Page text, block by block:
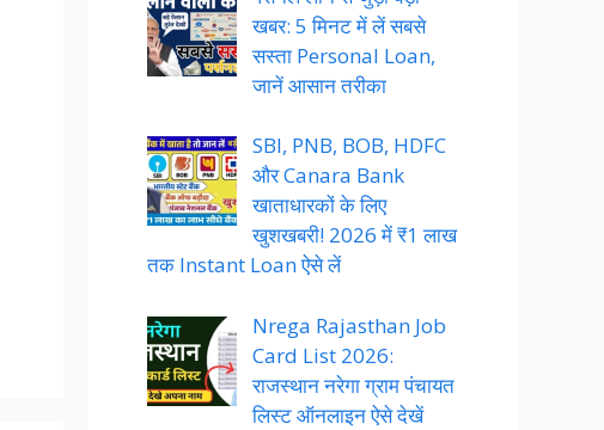
खबर: 5 मिनट में लें सबसे
सस्ता Personal Loan,
जानें आसान तरीका
SBI, PNB, BOB, HDFC
और Canara Bank
खाताधारकों के लिए
खुशखबरी! 2026 में ₹1 लाख
तक Instant Loan ऐसे लें
Nrega Rajasthan Job
Card List 2026:
राजस्थान नरेगा ग्राम पंचायत
लिस्ट ऑनलाइन ऐसे देखें